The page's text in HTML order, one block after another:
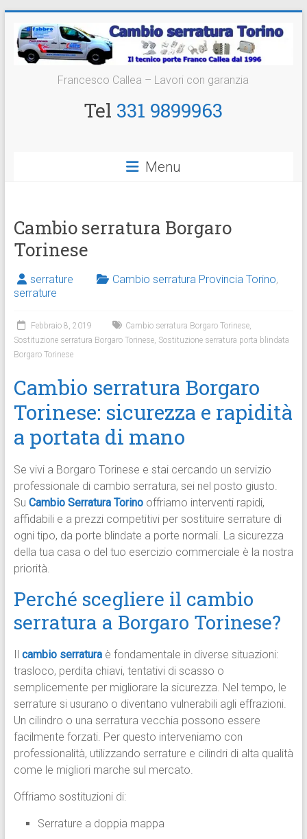
contenuto
Cambio
Serratura
Francesco Callea – Lavori con garanzia
Tel 331 9899963
Menu
Cambio serratura Borgaro
Torinese
serrature Cambio serratura Provincia Torino,
serrature
Febbraio 8, 2019 Cambio serratura Borgaro Torinese,
Sostituzione serratura Borgaro Torinese, Sostituzione serratura porta blindata
Borgaro Torinese
Cambio serratura Borgaro
Torinese: sicurezza e rapidità
a portata di mano
Se vivi a Borgaro Torinese e stai cercando un servizio
professionale di cambio serratura, sei nel posto giusto.
Su Cambio Serratura Torinooffriamo interventi rapidi,
affidabili e a prezzi competitivi per sostituire serrature di
ogni tipo, da porte blindate a porte normali. La sicurezza
della tua casa o del tuo esercizio commerciale è la nostra
priorità.
Perché scegliere il cambio
serratura a Borgaro Torinese?
cambio serraturaè fondamentale in diverse situazioni:
trasloco, perdita chiavi, tentativi di scasso o
semplicemente per migliorare la sicurezza. Nel tempo, le
serrature si usurano o diventano vulnerabili agli effrazioni.
Un cilindro o una serratura vecchia possono essere
facilmente forzati. Per questo interveniamo con
professionalità, utilizzando serrature e cilindri di alta qualità
come le migliori marche sul mercato.
Offriamo sostituzioni di:
Serrature a doppia mappa